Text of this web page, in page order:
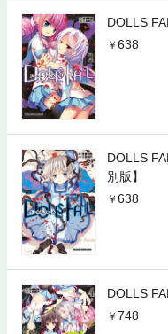
DOLLS
638
DOLLS
別版】
638
DOLLS
748